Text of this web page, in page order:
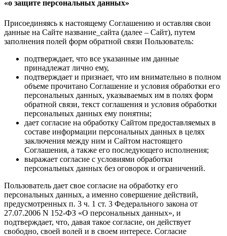
«о защите персональных данных»
Присоединяясь к настоящему Соглашению и оставляя свои
данные на Сайте название_сайта (далее – Сайт), путем
заполнения полей форм обратной связи Пользователь:
подтверждает, что все указанные им данные
принадлежат лично ему,
подтверждает и признает, что им внимательно в полном
объеме прочитано Соглашение и условия обработки его
персональных данных, указываемых им в полях форм
обратной связи, текст соглашения и условия обработки
персональных данных ему понятны;
дает согласие на обработку Сайтом предоставляемых в
составе информации персональных данных в целях
заключения между ним и Сайтом настоящего
Соглашения, а также его последующего исполнения;
выражает согласие с условиями обработки
персональных данных без оговорок и ограничений.
Пользователь дает свое согласие на обработку его
персональных данных, а именно совершение действий,
предусмотренных п. 3 ч. 1 ст. 3 Федерального закона от
27.07.2006 N 152-ФЗ «О персональных данных», и
подтверждает, что, давая такое согласие, он действует
свободно, своей волей и в своем интересе. Согласие